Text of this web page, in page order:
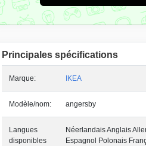
Principales spécifications
Marque: IKEA
Modèle/nom: angersby
Langues
disponibles
Néerlandais Anglais
Espagnol Polonais